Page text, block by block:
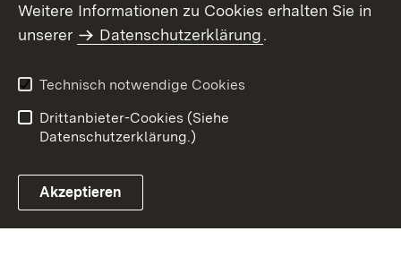
Weitere Informationen zu Cookies erhalten Sie in
unserer
Datenschutzerklärung.
Technisch notwendige Cookies
Drittanbieter-Cookies (Siehe
Datenschutzerklärung.)
Akzeptieren